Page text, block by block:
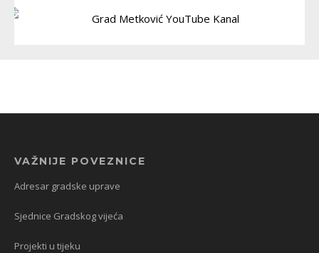
VAŽNIJE POVEZNICE
Adresar gradske uprave
Sjednice Gradskog vijeća
Projekti u tijeku